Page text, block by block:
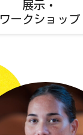
展示・
ワークショップ